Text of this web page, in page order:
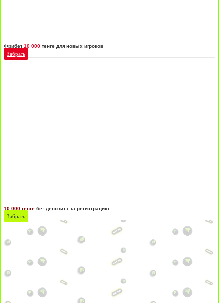
Фрибет 10 000 тенге для новых игроков
Забрать
10 000 тенге без депозита за регистрацию
Забрать